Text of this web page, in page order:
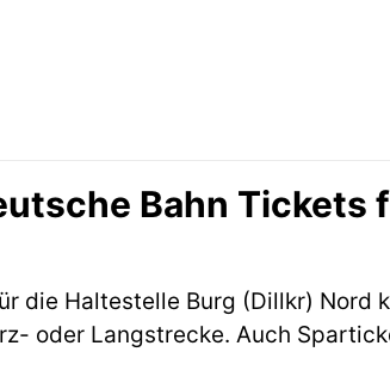
Bahn
die Haltestelle Burg (Dillkr) Nord
oder Langstrecke. Auch